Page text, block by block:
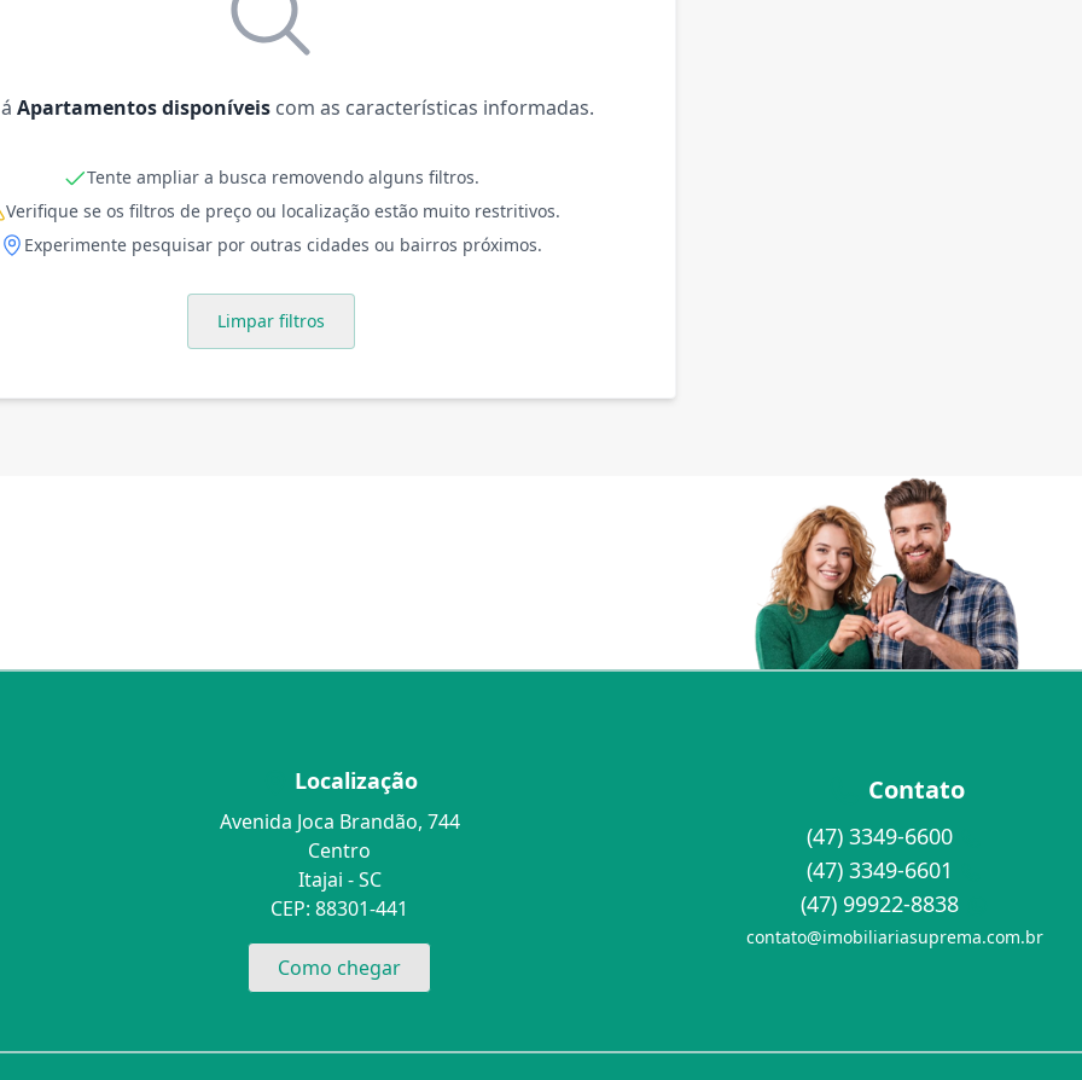
Apartamentos disponíveis com as características informadas.
Tente ampliar a busca removendo alguns filtros.
Verifique se os filtros de preço ou localização estão muito restritivos.
Experimente pesquisar por outras cidades ou bairros próximos.
Limpar filtros
Localização
Avenida Joca Brandão, 744
Centro
Itajai - SC
CEP: 88301-441
Como chegar
Contato
(47) 3349-6600
(47) 3349-6601
(47) 99922-8838
contato@imobiliariasuprema.com.br